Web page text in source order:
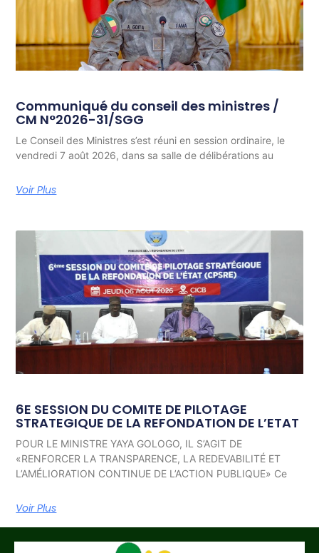
Communiqué du conseil des ministres /
CM N°2026-31/SGG
Le Conseil des Ministres s’est réuni en session ordinaire, le
vendredi 7 août 2026, dans sa salle de délibérations au
Voir Plus
6E SESSION DU COMITE DE PILOTAGE
STRATEGIQUE DE LA REFONDATION DE L’ETAT
POUR LE MINISTRE YAYA GOLOGO, IL S’AGIT DE
«RENFORCER LA TRANSPARENCE, LA REDEVABILITÉ ET
L’AMÉLIORATION CONTINUE DE L’ACTION PUBLIQUE» Ce
Voir Plus